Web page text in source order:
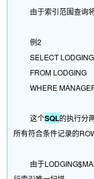
由于索引范围查询将
例2
SELECT LODGING
FROM LODGING
WHERE MANAGER
这个SQL的执行分
所有符合条件记录的
由于